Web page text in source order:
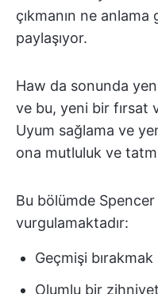
çıkmanın ne
paylaşıyor.
Haw da sonunda
ve bu, yeni bir fırsat
Uyum sağlama ve
ona mutluluk ve
Bu bölümde
vurgulamaktadır:
Geçmişi bırakmak
Olumlu bir